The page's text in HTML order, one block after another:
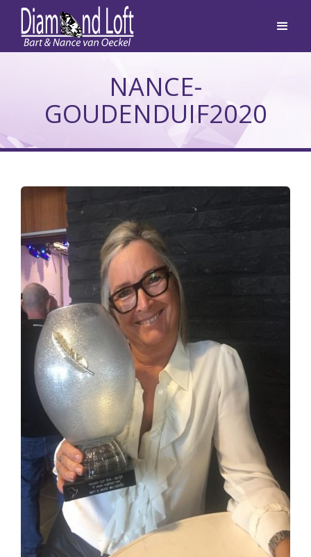
NANCE-
GOUDENDUIF2020